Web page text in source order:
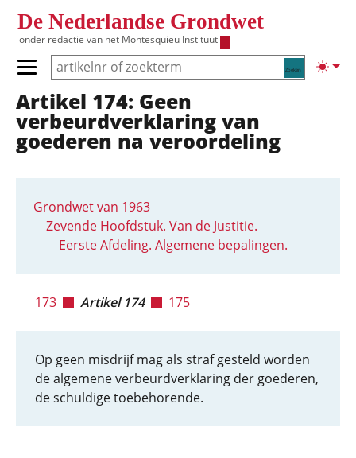
De Nederlandse Grondwet
onder redactie van het Montesquieu Instituut
Zoeken
Primair menu tonen/verbergen
Hoofdnavigatie
Artikel 174: Geen
verbeurdverklaring van
goederen na veroordeling
Grondwet van 1963
Zevende Hoofdstuk. Van de Justitie.
Eerste Afdeling. Algemene bepalingen.
173 Artikel 174 175
Op geen misdrijf mag als straf gesteld worden
de algemene verbeurdverklaring der goederen,
de schuldige toebehorende.